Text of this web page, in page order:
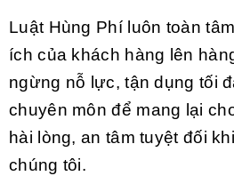
Luật Hùng Phí luôn toàn
ích của khách hàng lên
ngừng nỗ lực, tận dụng tối
chuyên môn để mang lại
hài lòng, an tâm tuyệt đối
chúng tôi.